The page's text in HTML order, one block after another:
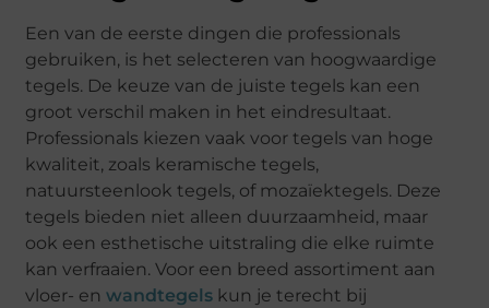
Een van de eerste dingen die professionals
gebruiken, is het selecteren van hoogwaardige
tegels. De keuze van de juiste tegels kan een
groot verschil maken in het eindresultaat.
Professionals kiezen vaak voor tegels van hoge
kwaliteit, zoals keramische tegels,
natuursteenlook tegels, of mozaïektegels. Deze
tegels bieden niet alleen duurzaamheid, maar
ook een esthetische uitstraling die elke ruimte
kan verfraaien. Voor een breed assortiment aan
vloer- enwandtegels kun je terecht bij